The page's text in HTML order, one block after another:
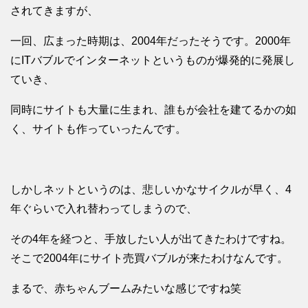
されてきますが、
一回、広まった時期は、2004年だったそうです。2000年
にITバブルでインターネットというものが爆発的に発展し
ていき、
同時にサイトも大量に生まれ、誰もが会社を建てるかの如
く、サイトも作っていったんです。
しかしネットというのは、悲しいかなサイクルが早く、4
年ぐらいで入れ替わってしまうので、
その4年を経つと、手放したい人が出てきたわけですね。
そこで2004年にサイト売買バブルが来たわけなんです。
まるで、赤ちゃんブームみたいな感じですね笑